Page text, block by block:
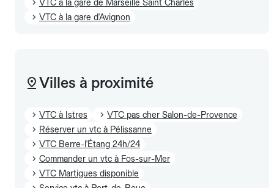
VTC à la gare de Marseille Saint Charles
VTC à la gare d'Avignon
Villes à proximité
VTC à Istres
VTC pas cher Salon-de-Provence
Réserver un vtc à Pélissanne
VTC Berre-l'Étang 24h/24
Commander un vtc à Fos-sur-Mer
VTC Martigues disponible